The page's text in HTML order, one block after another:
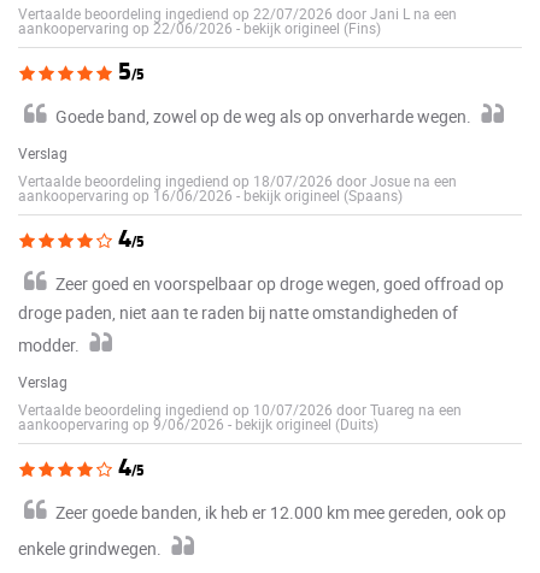
Vertaalde beoordeling ingediend op 22/07/2026 door Jani L na een
aankoopervaring op 22/06/2026 -bekijk origineel (Fins)
5/5
Goede band, zowel op de weg als op onverharde wegen.
Verslag
Vertaalde beoordeling ingediend op 18/07/2026 door Josue na een
aankoopervaring op 16/06/2026 -bekijk origineel (Spaans)
4/5
Zeer goed en voorspelbaar op droge wegen, goed offroad op
droge paden, niet aan te raden bij natte omstandigheden of
modder.
Verslag
Vertaalde beoordeling ingediend op 10/07/2026 door Tuareg na een
aankoopervaring op 9/06/2026 - bekijk origineel (Duits)
4/5
Zeer goede banden, ik heb er 12.000 km mee gereden, ook op
enkele grindwegen.